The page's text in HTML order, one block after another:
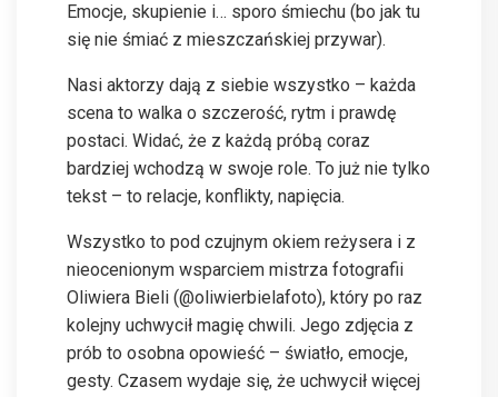
Emocje, skupienie i… sporo śmiechu (bo jak tu
się nie śmiać z mieszczańskiej przywar).
Nasi aktorzy dają z siebie wszystko – każda
scena to walka o szczerość, rytm i prawdę
postaci. Widać, że z każdą próbą coraz
bardziej wchodzą w swoje role. To już nie tylko
tekst – to relacje, konflikty, napięcia.
Wszystko to pod czujnym okiem reżysera i z
nieocenionym wsparciem mistrza fotografii
Oliwiera Bieli (@oliwierbielafoto), który po raz
kolejny uchwycił magię chwili. Jego zdjęcia z
prób to osobna opowieść – światło, emocje,
gesty. Czasem wydaje się, że uchwycił więcej